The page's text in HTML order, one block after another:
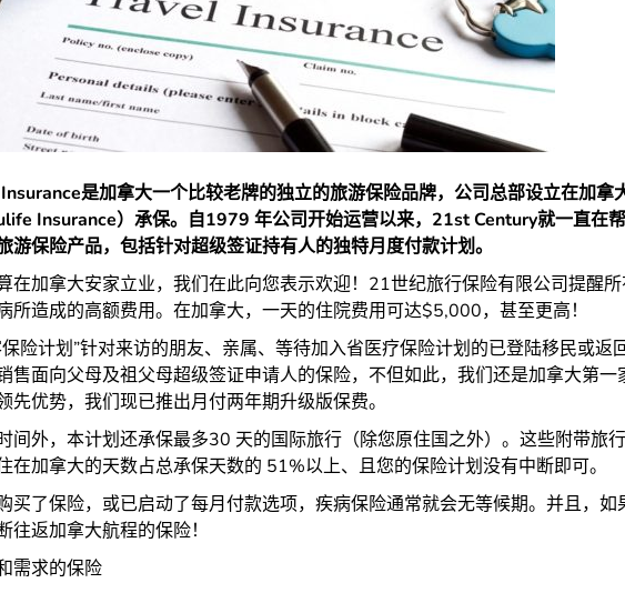
是加拿大一个比较老牌的独立的旅游保险品牌，公司总部设立在加
Insurance）承保。自1979 年公司开始运营以来，21st Century就一直在
游保险产品，包括针对超级签证持有人的独特月度付款计划。
在加拿大安家立业，我们在此向您表示欢迎！21世纪旅行保险有限公司提醒
所造成的高额费用。在加拿大，一天的住院费用可达$5,000，甚至更高！
险计划”针对来访的朋友、亲属、等待加入省医疗保险计划的已登陆移民或
售面向父母及祖父母超级签证申请人的保险，不但如此，我们还是加拿大第
先优势，我们现已推出月付两年期升级版保费。
间外，本计划还承保最多30 天的国际旅行（除您原住国之外）。这些附带旅
在加拿大的天数占总承保天数的 51%以上、且您的保险计划没有中断即可。
买了保险，或已启动了每月付款选项，疾病保险通常就会无等候期。并且，
返加拿大航程的保险！
需求的保险